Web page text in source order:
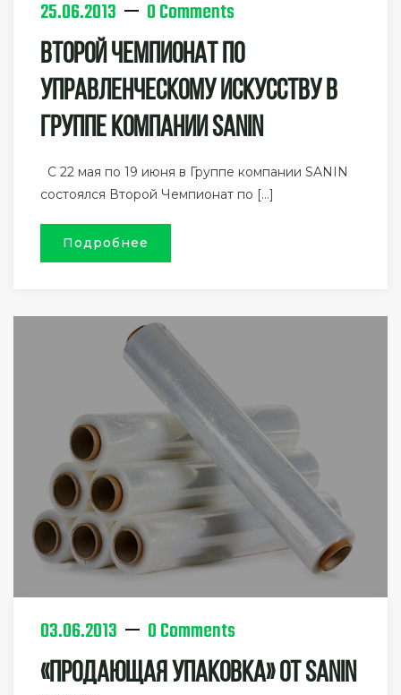
25.06.2013 0 Comments
Второй Чемпионат По
Управленческому Искусству В
Группе Компании SANIN
С 22 мая по 19 июня в Группе компании SANIN
состоялся Второй Чемпионат по […]
Подробнее
03.06.2013 0 Comments
«Продающая Упаковка» От SANIN